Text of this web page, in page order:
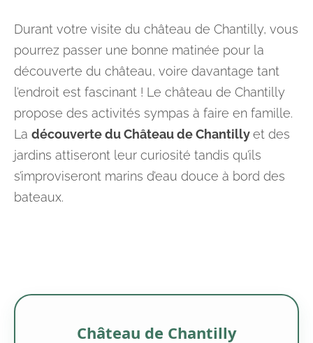
Durant votre visite du château de Chantilly, vous
pourrez passer une bonne matinée pour la
découverte du château, voire davantage tant
l’endroit est fascinant ! Le château de Chantilly
propose des activités sympas à faire en famille.
La découverte du Château de Chantillyet des
jardins attiseront leur curiosité tandis qu’ils
s’improviseront marins d’eau douce à bord des
bateaux.
Château de Chantilly